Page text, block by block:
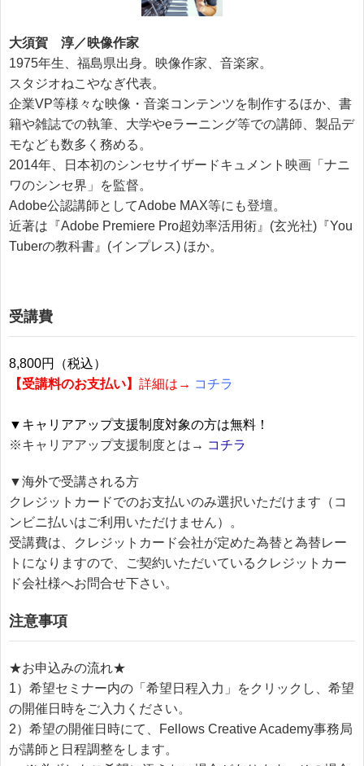
大須賀 淳／映像作家
1975年生、福島県出身。映像作家、音楽家。
スタジオねこやなぎ代表。
企業VP等様々な映像・音楽コンテンツを制作するほか、書
籍や雑誌での執筆、大学やeラーニング等での講師、製品デ
モなども数多く務める。
2014年、日本初のシンセサイザードキュメント映画「ナニ
ワのシンセ界」を監督。
Adobe公認講師としてAdobe MAX等にも登壇。
近著は『Adobe Premiere Pro超効率活用術』(玄光社)『You
Tuberの教科書』(インプレス) ほか。
受講費
8,800円（税込）
【受講料のお支払い】 詳細は→ コチラ
▼キャリアアップ支援制度対象の方は無料！
※キャリアアップ支援制度とは→ コチラ
▼海外で受講される方
クレジットカードでのお支払いのみ選択いただけます（コ
ンビニ払いはご利用いただけません）。
受講費は、クレジットカード会社が定めた為替と為替レー
トになりますので、ご契約いただいているクレジットカー
ド会社様へお問合せ下さい。
注意事項
★お申込みの流れ★
1）希望セミナー内の「希望日程入力」をクリックし、希望
の開催日時をご入力ください。
2）希望の開催日時にて、Fellows Creative Academy事務局
が講師と日程調整をします。